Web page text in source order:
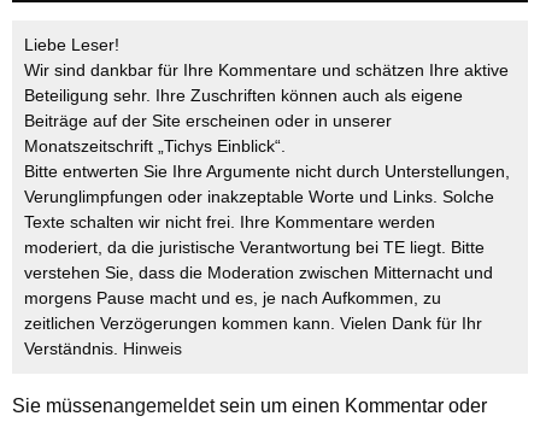
Liebe Leser!
Wir sind dankbar für Ihre Kommentare und schätzen Ihre aktive
Beteiligung sehr. Ihre Zuschriften können auch als eigene
Beiträge auf der Site erscheinen oder in unserer
Monatszeitschrift „Tichys Einblick“.
Bitte entwerten Sie Ihre Argumente nicht durch Unterstellungen,
Verunglimpfungen oder inakzeptable Worte und Links. Solche
Texte schalten wir nicht frei. Ihre Kommentare werden
moderiert, da die juristische Verantwortung bei TE liegt. Bitte
verstehen Sie, dass die Moderation zwischen Mitternacht und
morgens Pause macht und es, je nach Aufkommen, zu
zeitlichen Verzögerungen kommen kann. Vielen Dank für Ihr
Verständnis. Hinweis
Sie müssenangemeldetsein um einen Kommentar oder